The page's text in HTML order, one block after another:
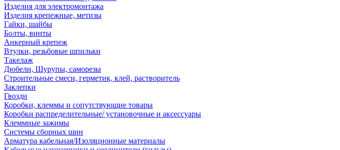
Изделия для электромонтажа
Изделия крепежные, метизы
Гайки, шайбы
Болты, винты
Анкерный крепеж
Втулки, резьбовые шпильки
Такелаж
Дюбели, Шурупы, саморезы
Строительные смеси, герметик, клей, растворитель
Заклепки
Гвозди
Коробки, клеммы и сопутствующие товары
Коробки распределительные/ установочные и аксессуары
Клеммные зажимы
Системы сборных шин
Арматура кабельная/Изоляционные материалы